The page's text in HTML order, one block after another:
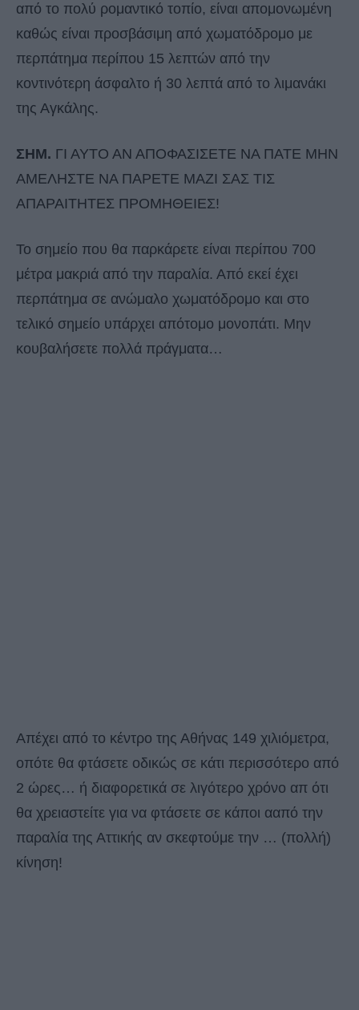
από το πολύ ρομαντικό τοπίο, είναι απομονωμένη
καθώς είναι προσβάσιμη από χωματόδρομο με
περπάτημα περίπου 15 λεπτών από την
κοντινότερη άσφαλτο ή 30 λεπτά από το λιμανάκι
της Αγκάλης.
ΣΗΜ. ΓΙ ΑΥΤΟ ΑΝ ΑΠΟΦΑΣΙΣΕΤΕ ΝΑ ΠΑΤΕ ΜΗΝ
ΑΜΕΛΗΣΤΕ ΝΑ ΠΑΡΕΤΕ ΜΑΖΙ ΣΑΣ ΤΙΣ
ΑΠΑΡΑΙΤΗΤΕΣ ΠΡΟΜΗΘΕΙΕΣ!
Το σημείο που θα παρκάρετε είναι περίπου 700
μέτρα μακριά από την παραλία. Από εκεί έχει
περπάτημα σε ανώμαλο χωματόδρομο και στο
τελικό σημείο υπάρχει απότομο μονοπάτι. Μην
κουβαλήσετε πολλά πράγματα…
Απέχει από το κέντρο της Αθήνας 149 χιλιόμετρα,
οπότε θα φτάσετε οδικώς σε κάτι περισσότερο από
2 ώρες… ή διαφορετικά σε λιγότερο χρόνο απ ότι
θα χρειαστείτε για να φτάσετε σε κάποι ααπό την
παραλία της Αττικής αν σκεφτούμε την … (πολλή)
κίνηση!